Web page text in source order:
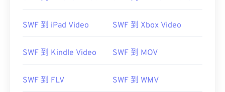
SWF 到 iPad Video SWF 到 Xbox Video
SWF 到 Kindle Video SWF 到 MOV
SWF 到 FLV SWF 到 WMV